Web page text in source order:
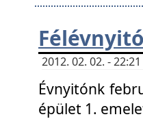
2012. 02. 02. -
Évnyitónk
épület 1.